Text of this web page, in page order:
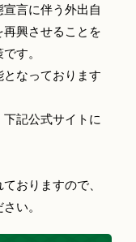
言に伴う外出自
興させることを
す。
なっております
記公式サイトに
おりますので、
い。